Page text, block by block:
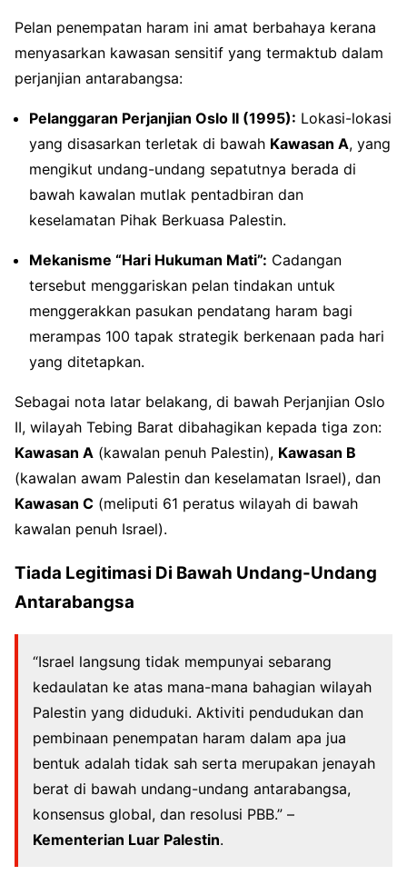
Pelan penempatan haram ini amat berbahaya kerana
menyasarkan kawasan sensitif yang termaktub dalam
perjanjian antarabangsa:
Pelanggaran Perjanjian Oslo II (1995): Lokasi-lokasi
yang disasarkan terletak di bawah Kawasan A, yang
mengikut undang-undang sepatutnya berada di
bawah kawalan mutlak pentadbiran dan
keselamatan Pihak Berkuasa Palestin.
Mekanisme “Hari Hukuman Mati”: Cadangan
tersebut menggariskan pelan tindakan untuk
menggerakkan pasukan pendatang haram bagi
merampas 100 tapak strategik berkenaan pada hari
yang ditetapkan.
Sebagai nota latar belakang, di bawah Perjanjian Oslo
II, wilayah Tebing Barat dibahagikan kepada tiga zon:
Kawasan A (kawalan penuh Palestin), Kawasan B
(kawalan awam Palestin dan keselamatan Israel), dan
Kawasan C (meliputi 61 peratus wilayah di bawah
kawalan penuh Israel).
Tiada Legitimasi Di Bawah Undang-Undang
Antarabangsa
“Israel langsung tidak mempunyai sebarang
kedaulatan ke atas mana-mana bahagian wilayah
Palestin yang diduduki. Aktiviti pendudukan dan
pembinaan penempatan haram dalam apa jua
bentuk adalah tidak sah serta merupakan jenayah
berat di bawah undang-undang antarabangsa,
konsensus global, dan resolusi PBB.” –
Kementerian Luar Palestin.